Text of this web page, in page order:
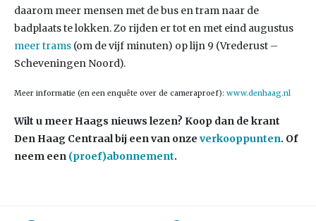
daarom meer mensen met de bus en tram naar de
badplaats te lokken. Zo rijden er tot en met eind augustus
meer trams (om de vijf minuten) op lijn 9 (Vrederust –
Scheveningen Noord).
Meer informatie (en een enquête over de cameraproef): www.denhaag.nl
Wilt u meer Haags nieuws lezen? Koop dan de krant
Den Haag Centraal bij een van onze verkooppunten. Of
neem een (proef)abonnement.